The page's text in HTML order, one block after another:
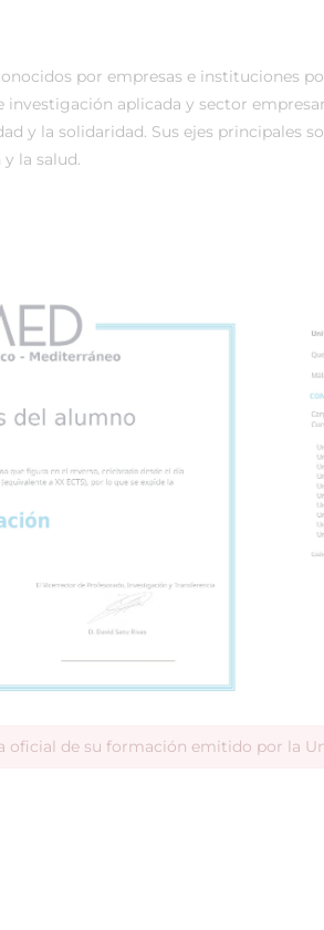
por empresas e instituciones
aplicada y sector
y la solidaridad. Sus ejes principales
la salud.
oficial de su formación emitido por la